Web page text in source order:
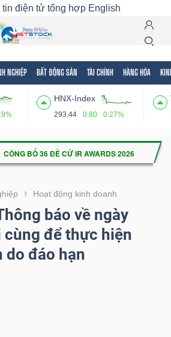
tin điện tử tổng hợp English
NGHIỆP BẤT ĐỘNG SẢN TÀI CHÍNH HÀNG HÓA
HNX-Index
293.44 0.80 0.27%
Hoạt động kinh doanh
báo về ngày
để thực hiện
do đáo hạn
Ngành Mã chứng khoán